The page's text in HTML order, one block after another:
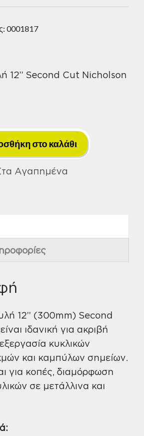
0001817
12” Second Cut Nicholson
Στρογγυλή
12''
Second
στο καλάθι
Αγαπημένα
12” (300mm) Second
ιδανική για ακριβή
κυκλικών
και καμπύλων σημείων.
για κοπές, διαμόρφωση
σε μετάλλινα και